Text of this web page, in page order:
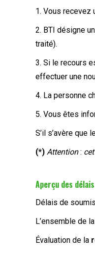
1. Vous recevez
2. BTI désigne
traité).
3. Si le recours
effectuer une
4. La personne
5. Vous êtes
S’il s’avère
(*) Attention:
Aperçu des délais
Délais de
L’ensemble de
Évaluation de la